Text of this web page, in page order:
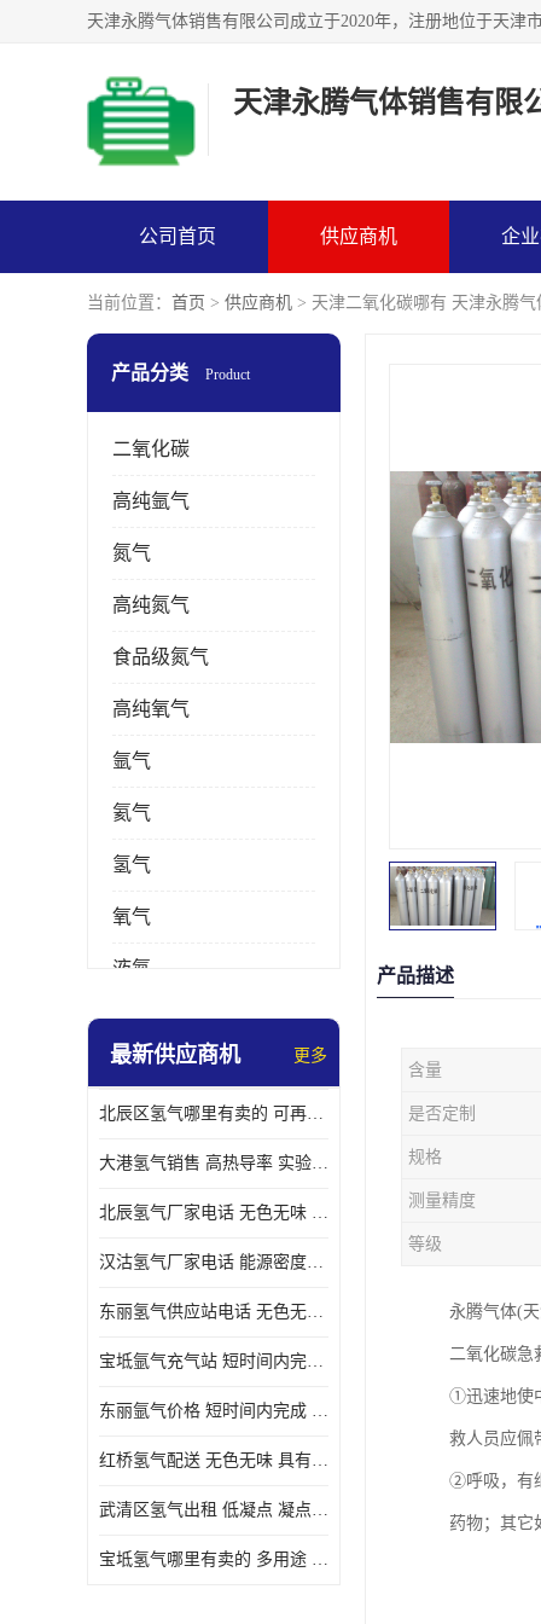
天津永腾气体销售有限
公司首页 供应商机 企
当前位置： 首页 > 供应商机 > 天津二氧化碳哪有 天津永腾气
产品分类 Product
二氧化碳
高纯氩气
氮气
高纯氮气
食品级氮气
高纯氧气
氩气
氦气
氢气
氧气
液氮
乙炔
最新供应商机 更多
北辰区氢气哪里有卖的 可再生 实验室应用
大港氢气销售 高热导率 实验室应用
北辰氢气厂家电话 无色无味 凝点为-259
汉沽氢气厂家电话 能源密度高 储存和传输便利
东丽氢气供应站电话 无色无味 储存和传输便利
宝坻氩气充气站 短时间内完成 人员经过培训
东丽氩气价格 短时间内完成 物流管理优良
红桥氢气配送 无色无味 具有较低的密度
武清区氢气出租 低凝点 凝点为-259
宝坻氢气哪里有卖的 多用途 可以在空气中上升
产品描述
含量
是否定制
规格
测量精度
等级
永腾气体(
二氧化碳急
①迅速地使
救人员应佩
②呼吸，有
药物；其它